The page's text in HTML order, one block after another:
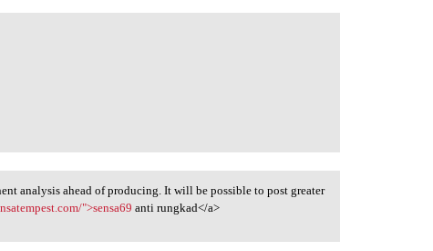
analysis ahead of producing. It will be possible to post greater
">sensa69 anti rungkad</a>